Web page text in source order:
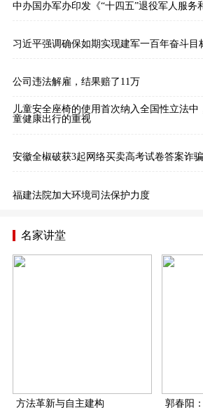
中办国办军办印发《“十四五”退役军人服务
习近平强调确保如期实现建军一百年奋斗目
公司违法解雇，结果赔了11万
儿童安全座椅的使用首次纳入全国性立法
童健康出行的重视
安徽全椒破获3起网络买卖高考试卷答案诈
福建法院加大环境司法保护力度
名家讲堂
方法革新与自主建构